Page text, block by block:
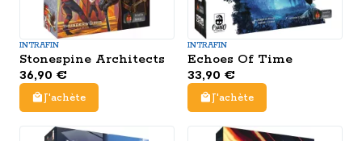
INTRAFIN
Stonespine Architects
36,90 €
J'achète
INTRAFIN
Echoes Of Time
33,90 €
J'achète